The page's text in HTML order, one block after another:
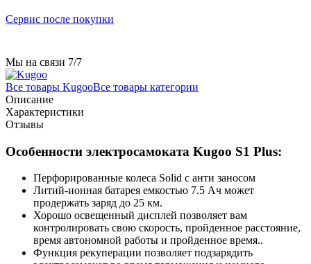
Сервис после покупки
Мы на связи 7/7
Все товары KugooВсе товары категории
Описание
Характеристики
Отзывы
Особенности электросамоката Kugoo S1 Plus:
Перфорированные колеса Solid с анти заносом
Литий-ионная батарея емкостью 7.5 Ач может
продержать заряд до 25 км.
Хорошо освещенный дисплей позволяет вам
контролировать свою скорость, пройденное расстояние,
время автономной работы и пройденное время..
Функция рекуперации позволяет подзарядить